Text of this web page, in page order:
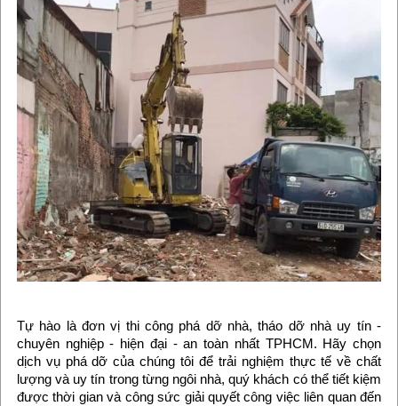
Tự hào là đơn vị thi công phá dỡ nhà, tháo dỡ nhà uy tín -
chuyên nghiệp - hiện đại - an toàn nhất TPHCM. Hãy chọn
dịch vụ phá dỡ của chúng tôi để trải nghiệm thực tế về chất
lượng và uy tín trong từng ngôi nhà, quý khách có thể tiết kiệm
được thời gian và công sức giải quyết công việc liên quan đến